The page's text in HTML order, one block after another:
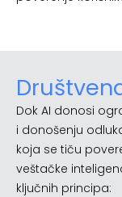
Dok AI donosi
i donošenju
koja se tiču
veštačke
ključnih principa: